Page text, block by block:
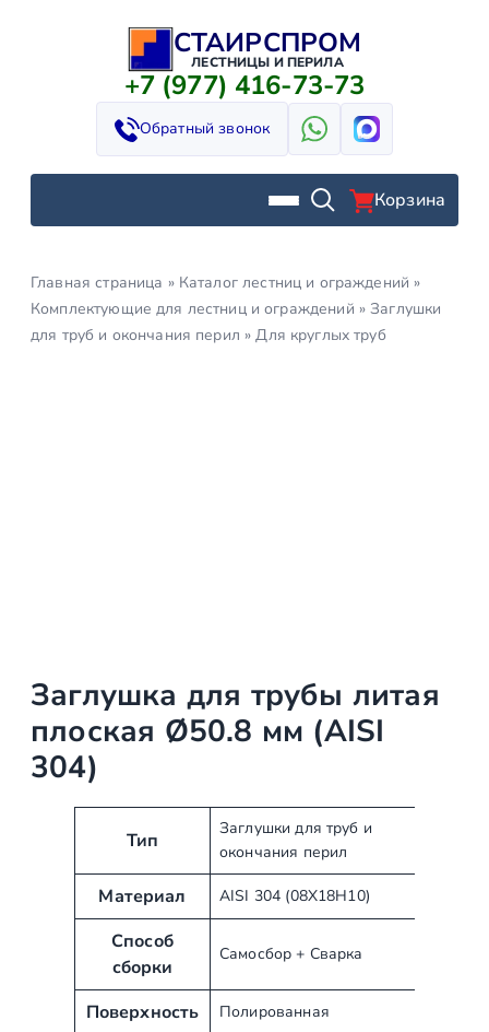
СТАИРСПРОМ
ЛЕСТНИЦЫ И ПЕРИЛА
+7 (977) 416-73-73
Обратный звонок
Корзина
Главная страница » Каталог лестниц и ограждений »
Комплектующие для лестниц и ограждений »Заглушки
для труб и окончания перил »Для круглых труб
Заглушка для трубы литая
плоская Ø50.8 мм (AISI
304)
р
т
ы
З
а
ч
е
н
и
е
Тип
Заглушки для труб и
окончания перил
Материал AISI 304 (08Х18Н10)
Способ
сборки
Самосбор + Сварка
Поверхность Полированная